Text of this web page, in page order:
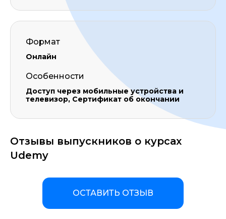
Формат
Онлайн
Особенности
Доступ через мобильные устройства и
телевизор, Сертификат об окончании
Отзывы выпускников о курсах
Udemy
ОСТАВИТЬ ОТЗЫВ